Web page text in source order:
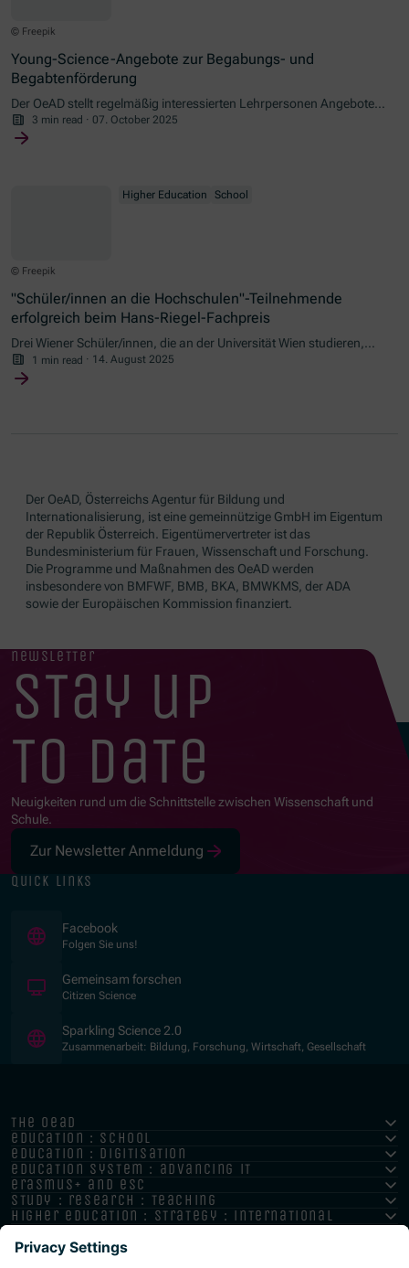
© Freepik
Young-Science-Angebote zur Begabungs- und
Begabtenförderung
Der OeAD stellt regelmäßig interessierten Lehrpersonen Angebote
vor, mit denen besonders begabte und motivierte Schüler/innen
gefördert werden und mit Wissenschaft und Forschung in Kontakt
3 min read · 07. October 2025
© Freepik
Higher Education School
"Schüler/innen an die Hochschulen"-Teilnehmende
erfolgreich beim Hans-Riegel-Fachpreis
Drei Wiener Schüler/innen, die an der Universität Wien studieren,
konnten die Jury mit ihren abschließenden Arbeiten in den MINT-
Fächern überzeugen.
1 min read · 14. August 2025
Der OeAD, Österreichs Agentur für Bildung und
Internationalisierung, ist eine gemeinnützige GmbH im Eigentum
der Republik Österreich. Eigentümervertreter ist das
Bundesministerium für Frauen, Wissenschaft und Forschung.
Die Programme und Maßnahmen des OeAD werden
insbesondere von BMFWF, BMB, BKA, BMWKMS, der ADA
sowie der Europäischen Kommission finanziert.
newsletter
stay up
to date
Neuigkeiten rund um die Schnittstelle zwischen Wissenschaft und
Schule.
Zur Newsletter Anmeldung
quick links
Facebook
Folgen Sie uns!
Gemeinsam forschen
Citizen Science
Sparkling Science 2.0
Zusammenarbeit: Bildung, Forschung, Wirtschaft, Gesellschaft
the oead
education : school
education : digitisation
education system : advancing it
erasmus+ and esc
study : research : teaching
higher education : strategy : international